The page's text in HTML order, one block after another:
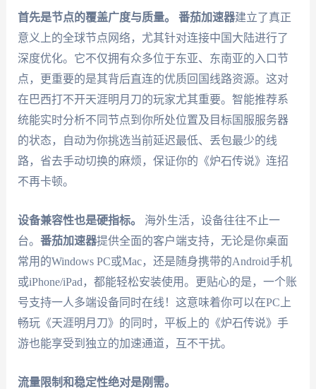
首先是节点的覆盖广度与质量。 番茄加速器建立了真正
意义上的全球节点网络，尤其针对连接中国大陆进行了
深度优化。它不仅拥有众多位于东亚、东南亚的入口节
点，更重要的是其背后直连的优质回国线路资源。这对
在巴西打不开天涯明月刀的玩家尤其重要。智能推荐系
统能实时分析不同节点到你所处位置及目标国服服务器
的状态，自动为你挑选当前延迟最低、丢包最少的线
路，省去手动切换的麻烦，保证你的《炉石传说》连招
不再卡顿。
设备兼容性也是硬指标。
海外生活，设备往往不止一
台。 番茄加速器提供全面的客户端支持，无论是你桌面
常用的Windows PC或Mac，还是随身携带的Android手机
或iPhone/iPad，都能轻松安装使用。更贴心的是，一个账
号支持一人多端设备同时在线！这意味着你可以在PC上
畅玩《天涯明月刀》的同时，平板上的《炉石传说》手
游也能享受到独立的加速通道，互不干扰。
流量限制和稳定性绝对是刚需。